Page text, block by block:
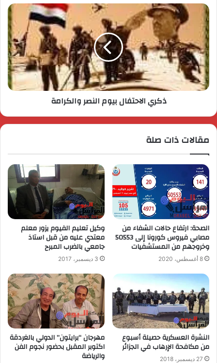
ذكري الاحتفال بيوم النصر والكرامة
مقالات ذات صلة
الصحة: ارتفاع حالات الشفاء من
مصابي فيروس كورونا إلى 50553
وخروجهم من المستشفيات
8 أغسطس، 2020
وكيل تعليم الفيوم يزور معلم
معتدي عليه من قبل استاذ
جامعي بالضرب المبرح
3 ديسمبر، 2017
النشرة العسكرية حصيلة أسبوع
من مكافحة الإرهاب في الجزائر
27 ديسمبر، 2018
مهرجان “برايتون” الدولي بالغردقة
اكتوبر المقبل بحضور نجوم الفن
والرياضة